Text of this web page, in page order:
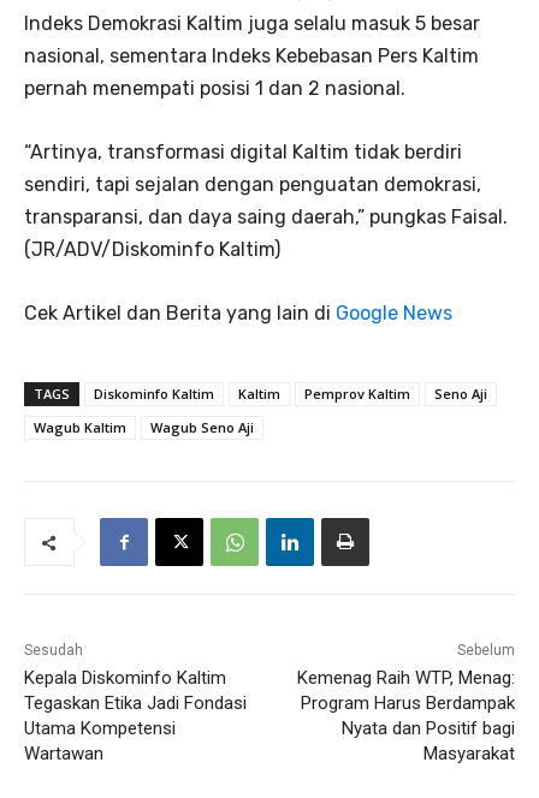
Indeks Demokrasi Kaltim juga selalu masuk 5 besar
nasional, sementara Indeks Kebebasan Pers Kaltim
pernah menempati posisi 1 dan 2 nasional.
“Artinya, transformasi digital Kaltim tidak berdiri
sendiri, tapi sejalan dengan penguatan demokrasi,
transparansi, dan daya saing daerah,” pungkas Faisal.
(JR/ADV/Diskominfo Kaltim)
Cek Artikel dan Berita yang lain di Google News
TAGS Diskominfo Kaltim Kaltim Pemprov Kaltim
Seno Aji
Wagub Kaltim
Wagub Seno Aji
Sesudah
Kepala Diskominfo Kaltim
Tegaskan Etika Jadi Fondasi
Utama Kompetensi
Wartawan
Sebelum
Kemenag Raih WTP, Menag:
Program Harus Berdampak
Nyata dan Positif bagi
Masyarakat